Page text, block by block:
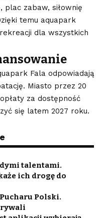
plac zabaw, siłownię
temu aquapark
dla wszystkich
Fala odpowiadają
Miasto przez 20
za dostępność
się latem 2027 roku.
talentami.
ich drogę do
Polski.
rywali